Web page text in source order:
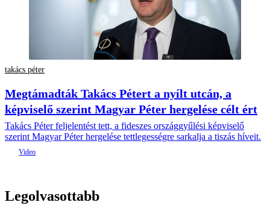
takács péter
Megtámadták Takács Pétert a nyílt utcán, a
képviselő szerint Magyar Péter hergelése célt ért
Takács Péter feljelentést tett, a fideszes országgyűlési képviselő
szerint Magyar Péter hergelése tettlegességre sarkalja a tiszás híveit.
Legolvasottabb